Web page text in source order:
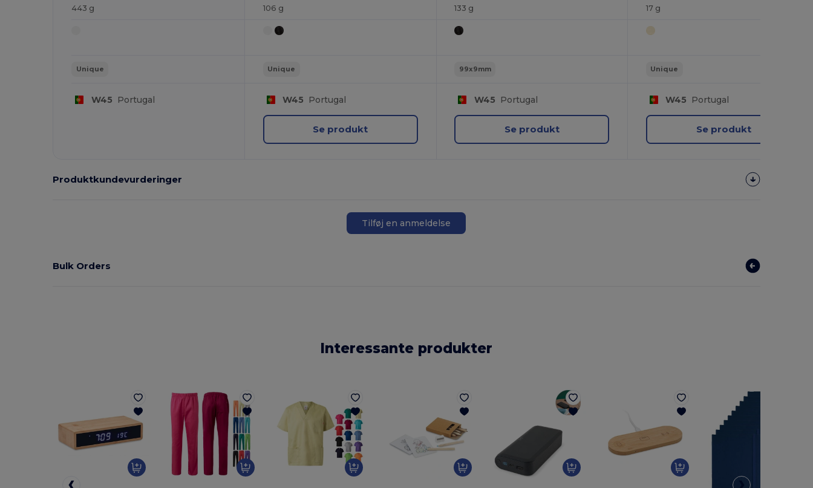
443 g
Unique
W45 Portugal
106 g
Unique
W45 Portugal
Se produkt
133 g
99x9mm
W45 Portugal
Se produkt
17 g
Unique
W45 Portugal
Se produkt
Produktkundevurderinger
Tilføj en anmeldelse
Bulk Orders
Interessante produkter